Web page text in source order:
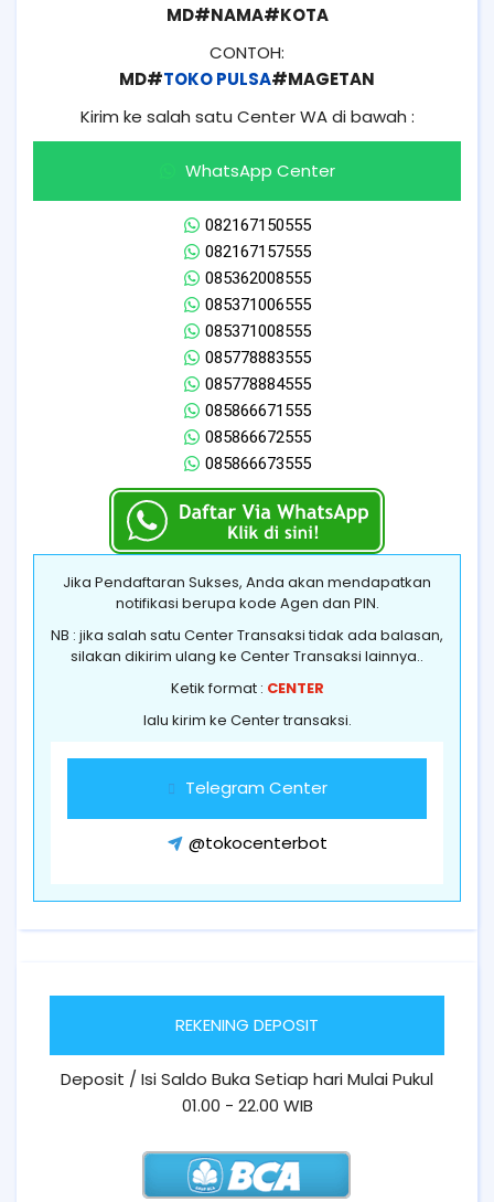
MD#NAMA#KOTA
CONTOH:
MD#TOKO PULSA#MAGETAN
Kirim ke salah satu Center WA di bawah :
WhatsApp Center
082167150555
082167157555
085362008555
085371006555
085371008555
085778883555
085778884555
085866671555
085866672555
085866673555
Jika Pendaftaran Sukses, Anda akan mendapatkan
notifikasi berupa kode Agen dan PIN.
NB : jika salah satu Center Transaksi tidak ada balasan,
silakan dikirim ulang ke Center Transaksi lainnya..
Ketik format : CENTER
lalu kirim ke Center transaksi.
Telegram Center
@tokocenterbot
REKENING DEPOSIT
Deposit / Isi Saldo Buka Setiap hari Mulai Pukul
01.00 - 22.00 WIB